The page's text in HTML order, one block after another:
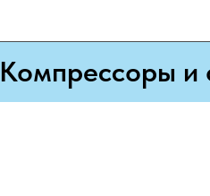
Компрессоры и